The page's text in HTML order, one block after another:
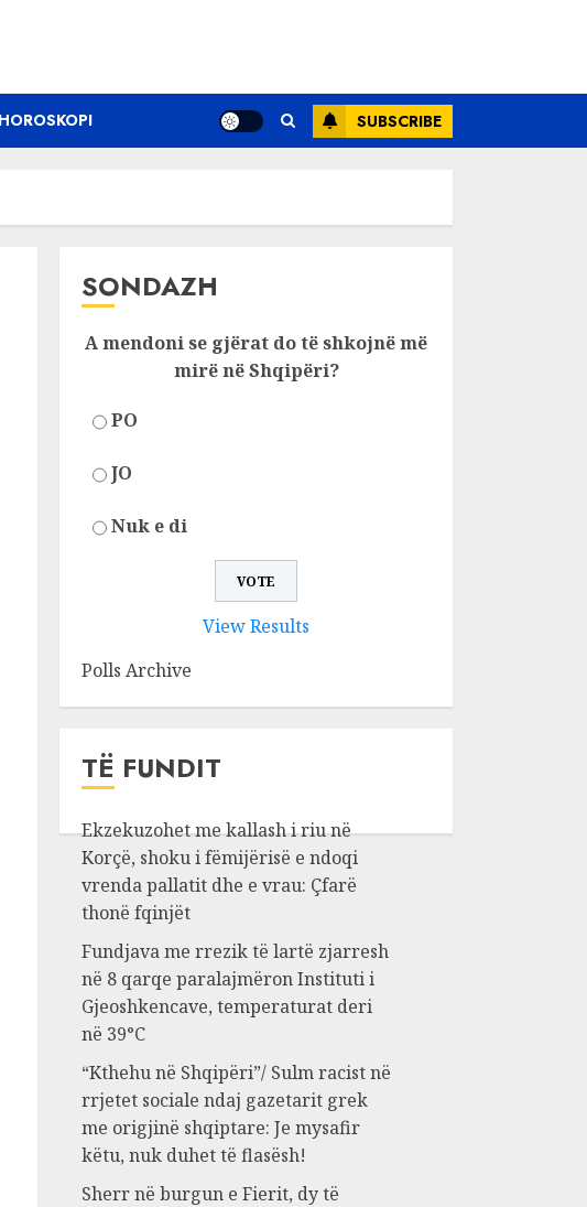
HOROSKOPI SUBSCRIBE
SONDAZH
A mendoni se gjërat do të shkojnë më
mirë në Shqipëri?
PO
JO
Nuk e di
View Results
Polls Archive
TË FUNDIT
Ekzekuzohet me kallash i riu në
Korçë, shoku i fëmijërisë e ndoqi
vrenda pallatit dhe e vrau: Çfarë
thonë fqinjët
Fundjava me rrezik të lartë zjarresh
në 8 qarqe paralajmëron Instituti i
Gjeoshkencave, temperaturat deri
në 39°C
“Kthehu në Shqipëri”/ Sulm racist në
rrjetet sociale ndaj gazetarit grek
me origjinë shqiptare: Je mysafir
këtu, nuk duhet të flasësh!
Sherr në burgun e Fierit, dy të